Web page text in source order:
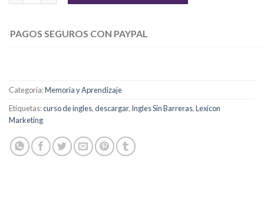
PAGOS SEGUROS CON PAYPAL
Categoría:Memoria y Aprendizaje
Etiquetas:curso de ingles,descargar, Ingles Sin Barreras,Lexicon
Marketing